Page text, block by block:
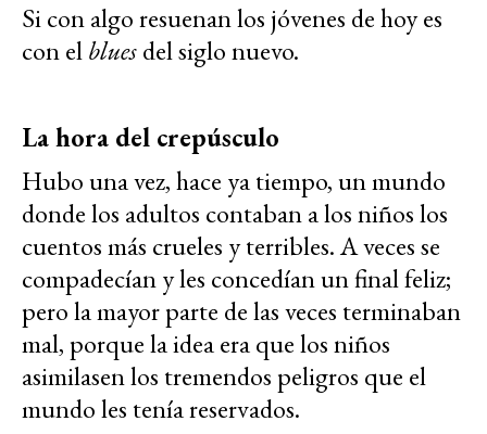
Si con algo resuenan los jóvenes de hoy es
con elbluesdel siglo nuevo.
La hora del crepúsculo
Hubo una vez, hace ya tiempo, un mundo
donde los adultos contaban a los niños los
cuentos más crueles y terribles. A veces se
compadecían y les concedían un final feliz;
pero la mayor parte de las veces terminaban
mal, porque la idea era que los niños
asimilasen los tremendos peligros que el
mundo les tenía reservados.